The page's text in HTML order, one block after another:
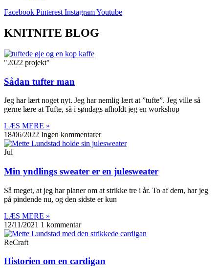
Facebook Pinterest InstagramYoutube
KNITNITE BLOG
"2022 projekt"
Sådan tufter man
Jeg har lært noget nyt. Jeg har nemlig lært at ”tufte”. Jeg ville så
gerne lære at Tufte, så i søndags afholdt jeg en workshop
LÆS MERE »
18/06/2022 Ingen kommentarer
Jul
Min yndlings sweater er en julesweater
Så meget, at jeg har planer om at strikke tre i år. To af dem, har jeg
på pindende nu, og den sidste er kun
LÆS MERE »
12/11/2021 1 kommentar
ReCraft
Historien om en cardigan